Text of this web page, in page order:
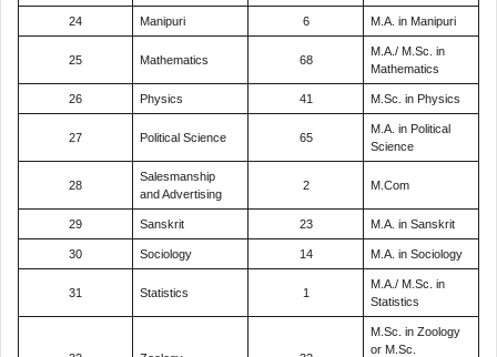
24 Manipuri 6 M.A. in Manipuri
25 Mathematics 68
M.A./ M.Sc. in
Mathematics
26 Physics 41 M.Sc. in Physics
27 Political Science 65
M.A. in Political
Science
28
Salesmanship
and Advertising
2 M.Com
29 Sanskrit 23 M.A. in Sanskrit
30 Sociology 14 M.A. in Sociology
31 Statistics 1
M.A./ M.Sc. in
Statistics
M.Sc. in Zoology
or M.Sc.